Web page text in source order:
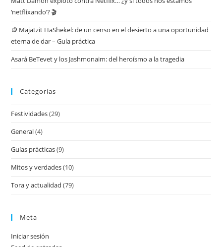
‘netflixando’? 🎬
🪙 Majatzit HaShekel: de un censo en el desierto a una oportunidad
eterna de dar – Guía práctica
Asará BeTevet y los Jashmonaim: del heroísmo a la tragedia
Categorías
Festividades(29)
General(4)
Guías prácticas(9)
Mitos y verdades(10)
Tora y actualidad (79)
Meta
Iniciar sesión